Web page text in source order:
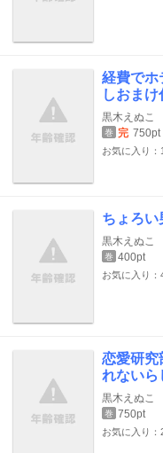
経費でホ
しおまけ
黒木えぬこ
巻 完 750pt
お気に入り：
ちょろい
黒木えぬこ
巻 400pt
お気に入り：
恋愛研究
れないら
黒木えぬこ
巻 750pt
お気に入り：